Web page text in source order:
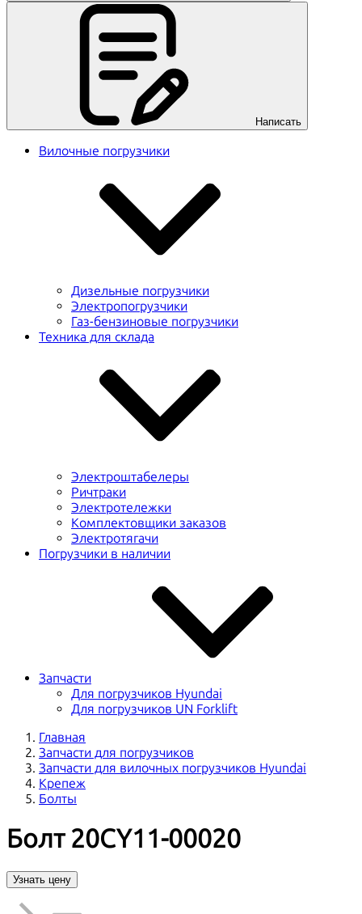
Написать
Вилочные погрузчики
Дизельные погрузчики
Электропогрузчики
Газ-бензиновые погрузчики
Техника для склада
Электроштабелеры
Ричтраки
Электротележки
Комплектовщики заказов
Электротягачи
Погрузчики в наличии
Запчасти
Для погрузчиков Hyundai
Для погрузчиков UN Forklift
Главная
Запчасти для погрузчиков
Запчасти для вилочных погрузчиков Hyundai
Крепеж
Болты
Болт 20CY11-00020
Узнать цену